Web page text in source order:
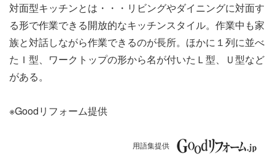
ナ
ビ
ゲ
シ
対面型キッチンとは・・・リビングやダイニングに対面す
る形で作業できる開放的なキッチンスタイル。作業中も家
族と対話しながら作業できるのが長所。ほかに１列に並べ
たＩ型、ワークトップの形から名が付いたＬ型、Ｕ型など
がある。
※Goodリフォーム提供
用語集提供